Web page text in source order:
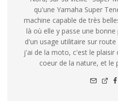
qu'une Yamaha Super
machine capable de très
là où elle y passe une
d'un usage utilitaire sur
j'ai de la moto, c'est le plaisir
coeur de la nature, et le